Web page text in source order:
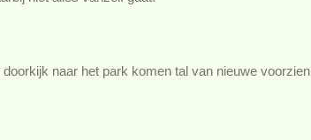
naar het park komen tal van nieuwe